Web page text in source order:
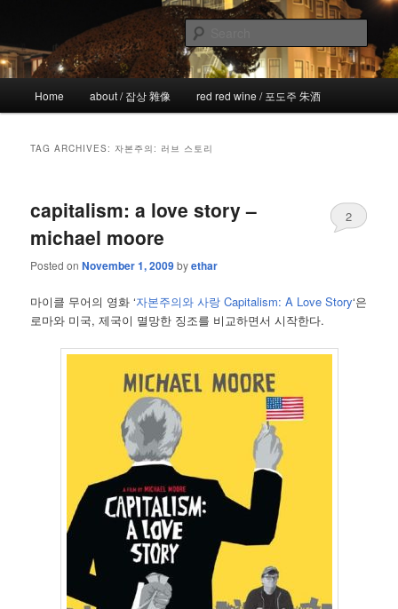
primary
content
secondary
content!wicked
the more I see the less I know
Home about / 잡상 雜像 red red wine / 포도주 朱酒
TAG ARCHIVES: 자본주의: 러브 스토리
capitalism: a love story –
michael moore
Posted onNovember 1, 2009byethar
2
마이클 무어의 영화 ‘자본주의와 사랑 Capitalism: A Love Story‘은
로마와 미국, 제국이 멸망한 징조를 비교하면서 시작한다.